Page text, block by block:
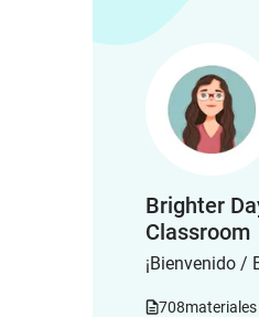
Brighter
Classroom
¡Bienvenido /
708materiales